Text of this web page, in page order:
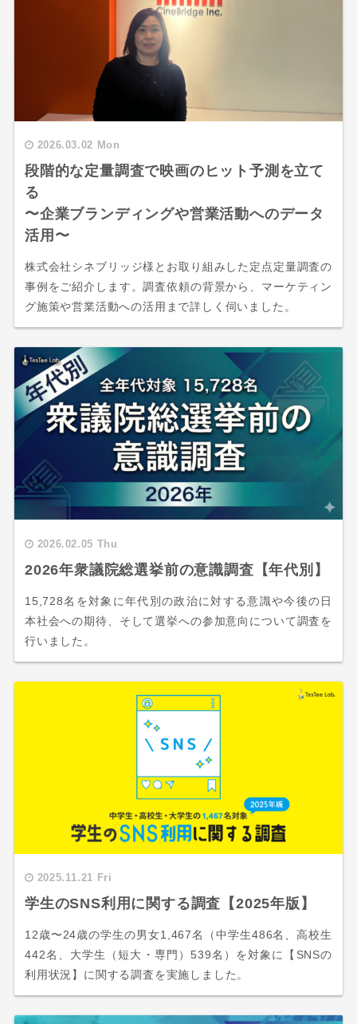
2026.03.02 Mon
段階的な定量調査で映画のヒット予測を立て
る
〜企業ブランディングや営業活動へのデータ
活用〜
株式会社シネブリッジ様とお取り組みした定点定量調査の
事例をご紹介します。調査依頼の背景から、マーケティン
グ施策や営業活動への活用まで詳しく伺いました。
2026.02.05 Thu
2026年衆議院総選挙前の意識調査【年代別】
15,728名を対象に年代別の政治に対する意識や今後の日
本社会への期待、そして選挙への参加意向について調査を
行いました。
2025.11.21 Fri
学生のSNS利用に関する調査【2025年版】
12歳〜24歳の学生の男女1,467名（中学生486名、高校生
442名、大学生（短大・専門）539名）を対象に【SNSの
利用状況】に関する調査を実施しました。